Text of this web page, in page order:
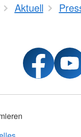
Aktuell